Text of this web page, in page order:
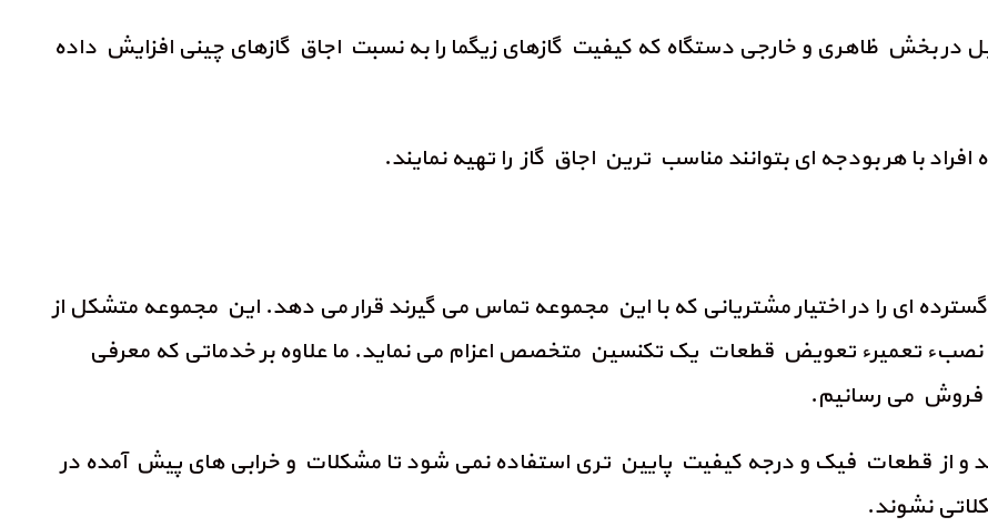
در بخش ظاهری و خارجی دستگاه که کیفیت گازهای زیگما را به نسبت اجاق گازهای چینی افزایش داده
ای را در اختیار مشتریانی که با این مجموعه تماس می گیرند قرار می دهد. این مجموعه متشکل از
تعمیرء تعویض قطعات یک تکنسین متخصص اعزام می نماید. ما علاوه بر خدماتی که معرفی
فروش می رسانیم.
و از قطعات فیک و درجه کیفیت پایین تری استفاده نمی شود تا مشکلات و خرابی های پیش آمده در
نشوند.